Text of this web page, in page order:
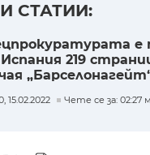
СТАТИИ:
е
219
15.02.2022 Чете се за: 02:27